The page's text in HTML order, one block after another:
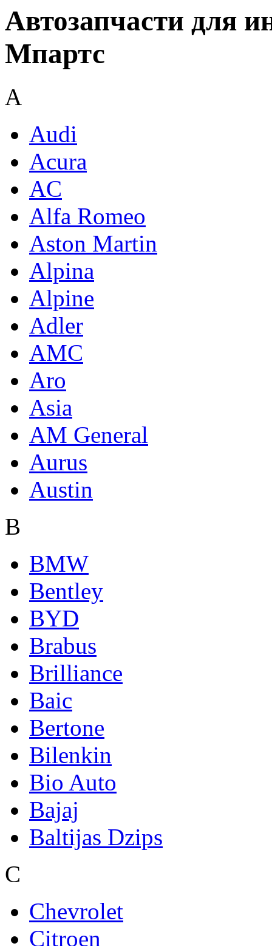
Автозапчасти для
Мпартс
A
Audi
Acura
AC
Alfa Romeo
Aston Martin
Alpina
Alpine
Adler
AMC
Aro
Asia
AM General
Aurus
Austin
B
BMW
Bentley
BYD
Brabus
Brilliance
Baic
Bertone
Bilenkin
Bio Auto
Bajaj
Baltijas Dzips
C
Chevrolet
Citroen